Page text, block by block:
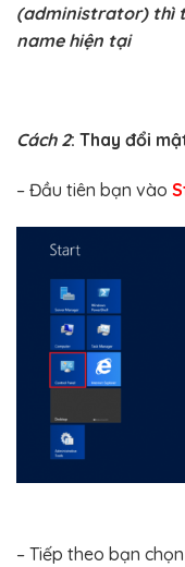
(administrator) thì
name hiện tại
Cách 2: Thay đổi
– Đầu tiên bạn vào
– Tiếp theo bạn chọn